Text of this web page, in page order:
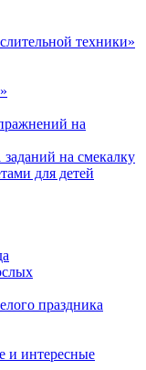
техники»
на
на смекалку
для детей
праздника
и интересные